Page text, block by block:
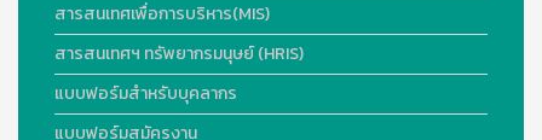
สารสนเทศเพื่อการบริหาร(MIS)
สารสนเทศฯ ทรัพยากรมนุษย์ (HRIS)
แบบฟอร์มสำหรับบุคลากร
แบบฟอร์มสมัครงาน